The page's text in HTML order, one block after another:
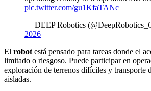
pic.twitter.com/gu1KfaTANc
— DEEP Robotics
2026
El robot está pensado para tareas donde el
limitado o riesgoso. Puede participar en
exploración de terrenos difíciles y transporte
aisladas.